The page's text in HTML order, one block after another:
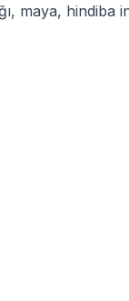
maya, hindiba